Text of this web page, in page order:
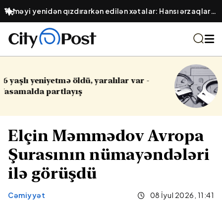
Yeməyi yenidən qızdırarkən edilən xətalar: Hansı ərzaqlar
zəhərə çevrilir?
-
Cinayət işləri ilə bağlı vacib qərar
Elçin Məmmədov Avropa
Şurasının nümayəndələri
ilə görüşdü
Cəmiyyət 08 İyul 2026, 11:41